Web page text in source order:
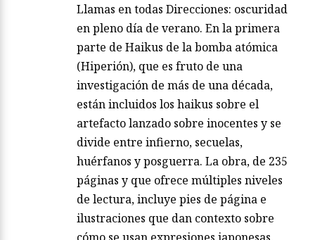
Llamas en todas Direcciones: oscuridad
en pleno día de verano. En la primera
parte de Haikus de la bomba atómica
(Hiperión), que es fruto de una
investigación de más de una década,
están incluidos los haikus sobre el
artefacto lanzado sobre inocentes y se
divide entre infierno, secuelas,
huérfanos y posguerra. La obra, de 235
páginas y que ofrece múltiples niveles
de lectura, incluye pies de página e
ilustraciones que dan contexto sobre